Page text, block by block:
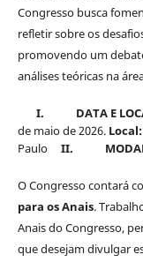
Congresso busca
refletir sobre os
promovendo um
análises teóricas na
I. DATA E
de maio de 2026. Local:
Paulo
II.
O Congresso contará
para os Anais.
Anais do Congresso,
que desejam divulgar